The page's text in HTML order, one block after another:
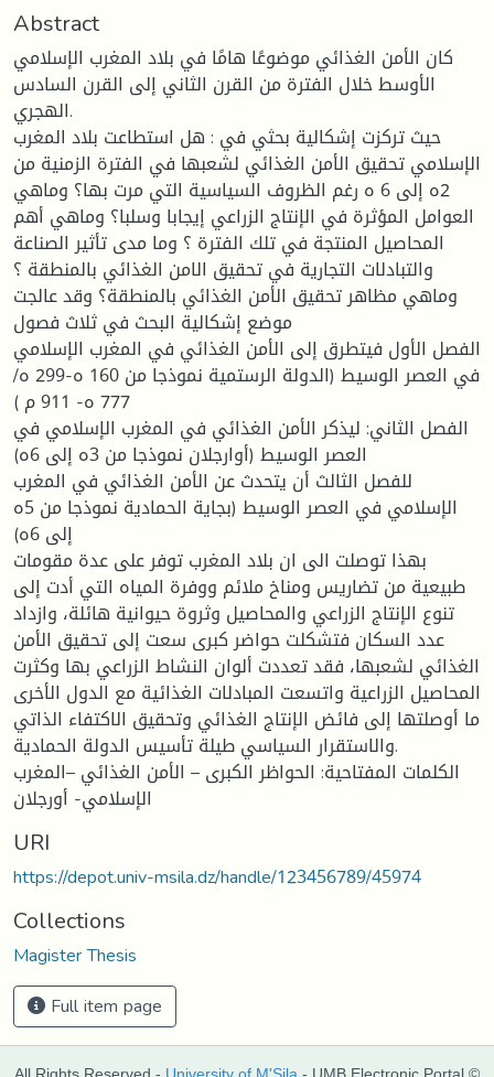
Abstract
كان الأمن الغذائي موضوعًا هامًا في بلاد المغرب الإسلامي
الأوسط خلال الفترة من القرن الثاني إلى القرن السادس
الهجري.
حيث تركزت إشكالية بحثي في : هل استطاعت بلاد المغرب
الإسلامي تحقيق الأمن الغذائي لشعبها في الفترة الزمنية من
2ه إلى 6 ه رغم الظروف السياسية التي مرت بها؟ وماهي
العوامل المؤثرة في الإنتاج الزراعي إيجابا وسلبا؟ وماهي أهم
المحاصيل المنتجة في تلك الفترة ؟ وما مدى تأثير الصناعة
والتبادلات التجارية في تحقيق الامن الغذائي بالمنطقة ؟
وماهي مظاهر تحقيق الأمن الغذائي بالمنطقة؟ وقد عالجت
موضع إشكالية البحث في ثلاث فصول
الفصل الأول فيتطرق إلى الأمن الغذائي في المغرب الإسلامي
في العصر الوسيط (الدولة الرستمية نموذجا من 160 ه-299 ه/
777 ه- 911 م )
الفصل الثاني: ليذكر الأمن الغذائي في المغرب الإسلامي في
العصر الوسيط (أوارجلان نموذجا من 3ه إلى 6ه)
للفصل الثالث أن يتحدث عن الأمن الغذائي في المغرب
الإسلامي في العصر الوسيط (بجاية الحمادية نموذجا من 5ه
إلى 6ه)
بهذا توصلت الى ان بلاد المغرب توفر على عدة مقومات
طبيعية من تضاريس ومناخ ملائم ووفرة المياه التي أدت إلى
تنوع الإنتاج الزراعي والمحاصيل وثروة حيوانية هائلة، وازداد
عدد السكان فتشكلت حواضر کبری سعت إلى تحقيق الأمن
الغذائي لشعبها، فقد تعددت ألوان النشاط الزراعي بها وكثرت
المحاصيل الزراعية واتسعت المبادلات الغذائية مع الدول الأخرى
ما أوصلتها إلى فائض الإنتاج الغذائي وتحقيق الاكتفاء الذاتي
والاستقرار السياسي طيلة تأسيس الدولة الحمادية.
الكلمات المفتاحية: الحواظر الكبرى – الأمن الغذائي –المغرب
الإسلامي- أورجلان
URI
https://depot.univ-msila.dz/handle/123456789/45974
Collections
Magister Thesis
Full item page